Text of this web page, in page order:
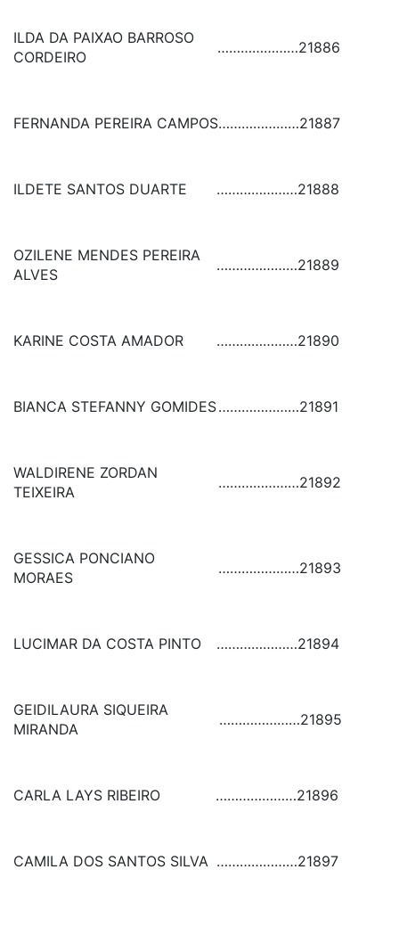
ILDA DA PAIXAO BARROSO
CORDEIRO
…………………21886
FERNANDA PEREIRA CAMPOS…………………21887
ILDETE SANTOS DUARTE …………………21888
OZILENE MENDES PEREIRA
ALVES
…………………21889
KARINE COSTA AMADOR …………………21890
BIANCA STEFANNY GOMIDES…………………21891
WALDIRENE ZORDAN
TEIXEIRA
…………………21892
GESSICA PONCIANO
MORAES
…………………21893
LUCIMAR DA COSTA PINTO …………………21894
GEIDILAURA SIQUEIRA
MIRANDA
…………………21895
CARLA LAYS RIBEIRO …………………21896
CAMILA DOS SANTOS SILVA …………………21897